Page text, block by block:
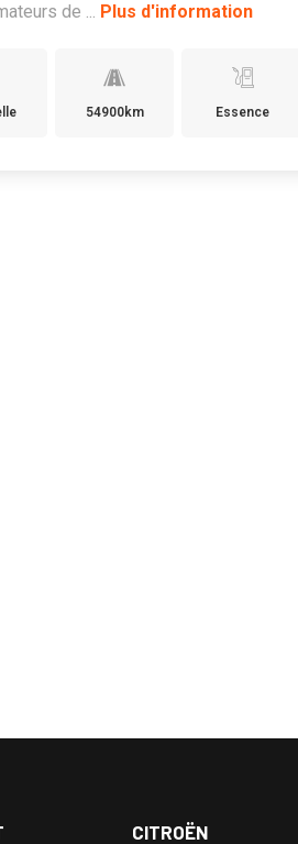
de ... Plus d'information
54900km Essence
CITROËN